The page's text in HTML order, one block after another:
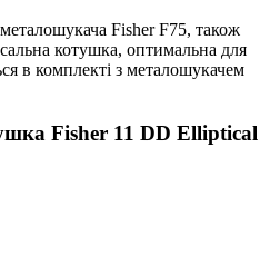
Fisher F75, також
котушка, оптимальна для
в комплекті з металошукачем
Fisher 11 DD Elliptical